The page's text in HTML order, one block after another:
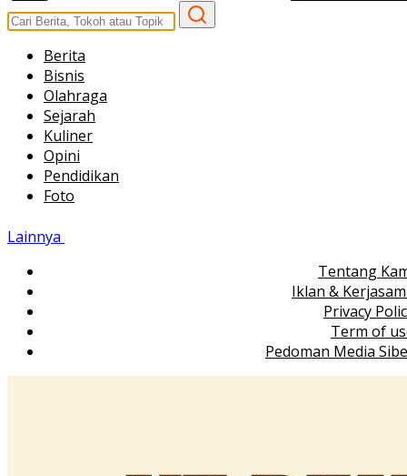
Berita
Bisnis
Olahraga
Sejarah
Kuliner
Opini
Pendidikan
Foto
Lainnya
Tentang
Iklan &
Privacy
Term of
Pedoman Media